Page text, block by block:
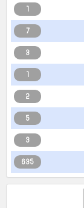
1
7
3
1
2
5
3
635